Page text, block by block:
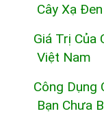
Cây Xạ Đen
Giá Trị Của
Việt Nam
Công Dụng
Bạn Chưa